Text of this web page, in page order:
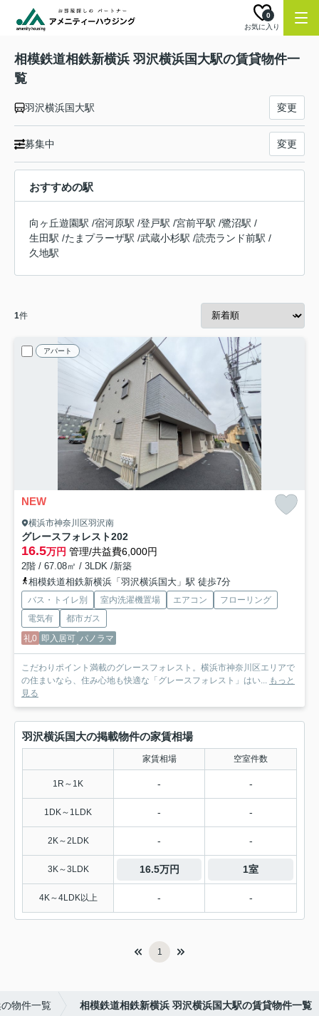
お気に入り
0
相模鉄道相鉄新横浜 羽沢横浜国大駅の賃貸物件一
覧
羽沢横浜国大駅 変更
募集中 変更
おすすめの駅
向ヶ丘遊園駅 /宿河原駅 /登戸駅 /宮前平駅 /鷺沼駅 /
生田駅 /たまプラーザ駅 /武蔵小杉駅 /読売ランド前駅 /
久地駅
1件
アパート
NEW
横浜市神奈川区羽沢南
グレースフォレスト202
16.5万円 管理/共益費6,000円
2階 / 67.08㎡ / 3LDK /新築
相模鉄道相鉄新横浜「羽沢横浜国大」駅 徒歩7分
バス・トイレ別 室内洗濯機置場 エアコン
フローリング
電気有
都市ガス
礼0 即入居可 パノラマ
こだわりポイント満載のグレースフォレスト。横浜市神奈川区エリアで
の住まいなら、住み心地も快適な「グレースフォレスト」はい... もっと
見る
羽沢横浜国大の掲載物件の家賃相場
家賃相場 空室件数
1R～1K - -
1DK～1LDK - -
2K～2LDK - -
3K～3LDK 16.5万円 1室
4K～4LDK以上 - -
1
物件一覧 相模鉄道相鉄新横浜 羽沢横浜国大駅の賃貸物件一覧